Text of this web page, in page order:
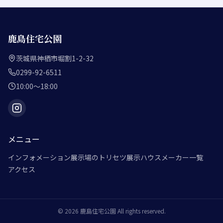
鹿島住宅公園
茨城県神栖市堀割1-2-32
0299-92-6511
10:00～18:00
メニュー
インフォメーション展示場のトリセツ展示ハウスメーカー一覧
アクセス
© 2026 鹿島住宅公園 All rights reserved.